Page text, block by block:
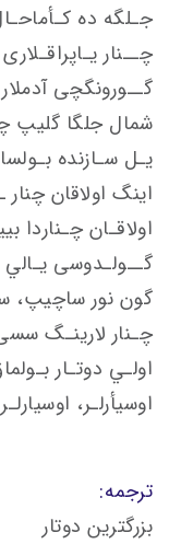
جـلگه ده
چــنار يـاپراقـلاری
گــورونگچی آدملار
شمال جلگا گليپ
يـل سـازنده
اينگ اولاقان چنار
اولاقـان چـناردا
گــولـدوسی يـالي
گون نور ساچيپ،
چـنار لارينـگ
اولـي دوتـار
اوسيأرلـر،
ترجمه:
بزرگترين دوتار